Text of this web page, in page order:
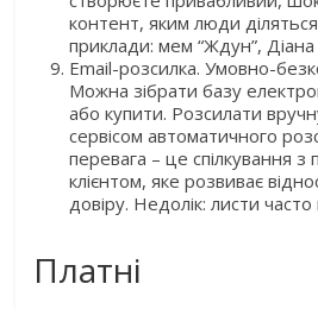
контент, яким люди діляться
приклади: мем “Ждун”,
Email-розсилка. Умовно-
Можна зібрати базу
або купити. Розсилати
сервісом автоматичного
перевага – це спілкування з
клієнтом, яке розвиває
довіру. Недолік: листи
Платні